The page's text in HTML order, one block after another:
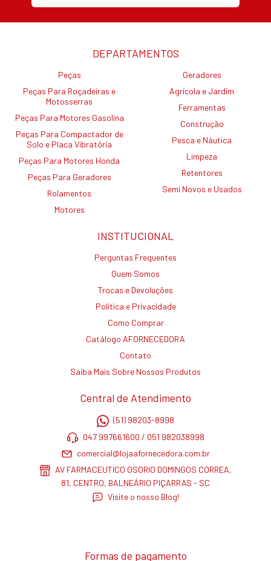
DEPARTAMENTOS
Peças
Peças Para Roçadeiras e
Motosserras
Peças Para Motores Gasolina
Peças Para Compactador de
Solo e Placa Vibratória
Peças Para Motores Honda
Peças Para Geradores
Rolamentos
Motores
Geradores
Agrícola e Jardim
Ferramentas
Construção
Pesca e Náutica
Limpeza
Retentores
Semi Novos e Usados
INSTITUCIONAL
Perguntas Frequentes
Quem Somos
Trocas e Devoluções
Política e Privacidade
Como Comprar
Catálogo AFORNECEDORA
Contato
Saiba Mais Sobre Nossos Produtos
Central de Atendimento
(51) 98203-8998
047 997661600 / 051 982038998
comercial@lojaafornecedora.com.br
AV FARMACEUTICO OSORIO DOMINGOS CORREA,
81, CENTRO, BALNEÁRIO PIÇARRAS - SC
Visite o nosso Blog!
Formas de pagamento